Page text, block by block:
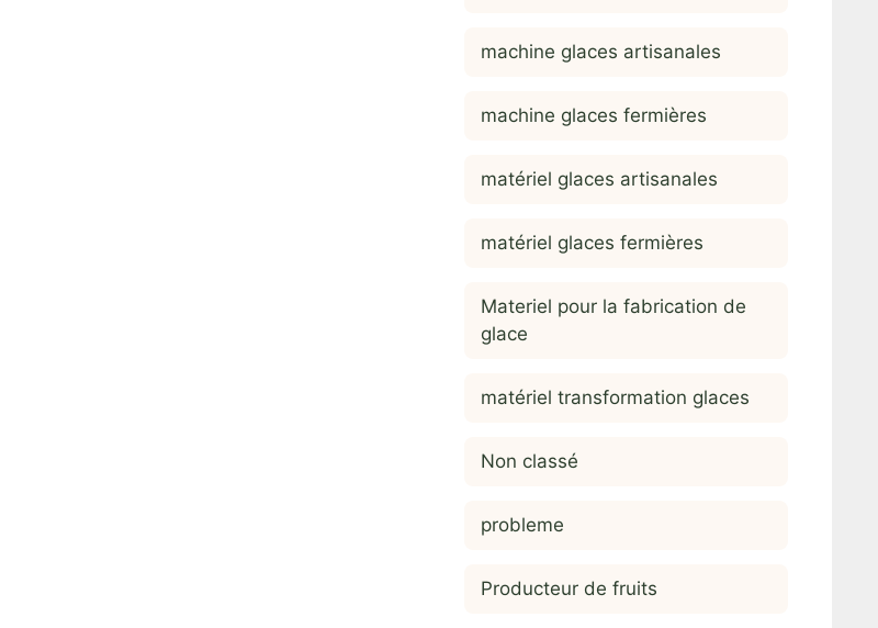
machine glaces artisanales
machine glaces fermières
matériel glaces artisanales
matériel glaces fermières
Materiel pour la fabrication de
glace
matériel transformation glaces
Non classé
probleme
Producteur de fruits